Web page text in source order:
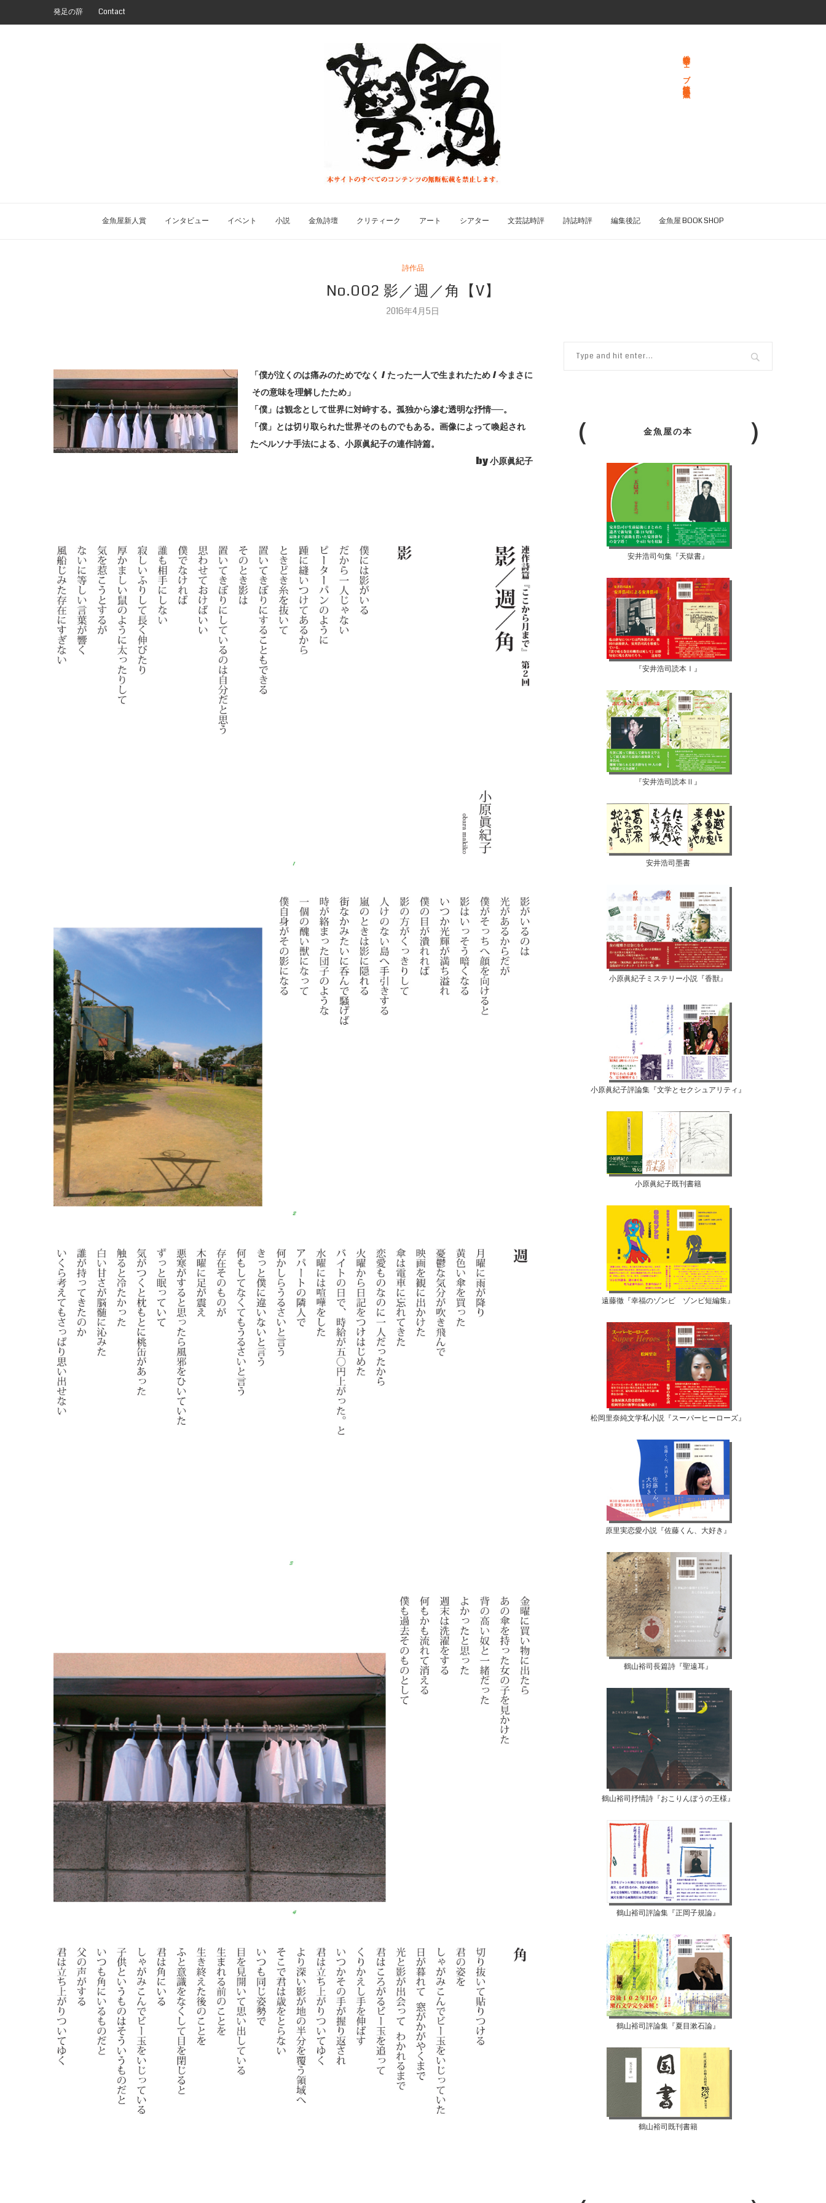
発足の辞 Contact
総合文学ウェブ情報誌 文学金魚
金魚屋新人賞 インタビュー イベント 小説 金魚詩壇 クリティーク アート シアター 文芸誌時評 詩誌時評 編集後記 金魚屋 BOOK SHOP
詩作品
No.002 影／週／角【V】
2016年4月5日
「僕が泣くのは痛みのためでなく / たった一人で生まれたため / 今まさに
その意味を理解したため」
「僕」は観念として世界に対峙する。孤独から滲む透明な抒情──。
「僕」とは切り取られた世界そのものでもある。画像によって喚起され
たペルソナ手法による、小原眞紀子の連作詩篇。
by 小原眞紀子
金魚屋の本
安井浩司句集『天獄書』
『安井浩司読本Ⅰ』
『安井浩司読本Ⅱ』
安井浩司墨書
小原眞紀子ミステリー小説『香獣』
小原眞紀子評論集『文学とセクシュアリティ』
小原眞紀子既刊書籍
遠藤徹『幸福のゾンビ ゾンビ短編集』
松岡里奈純文学私小説『スーパーヒーローズ』
原里実恋愛小説『佐藤くん、大好き』
鶴山裕司長篇詩『聖遠耳』
鶴山裕司抒情詩『おこりんぼうの王様』
鶴山裕司評論集『正岡子規論』
鶴山裕司評論集『夏目漱石論』
鶴山裕司既刊書籍